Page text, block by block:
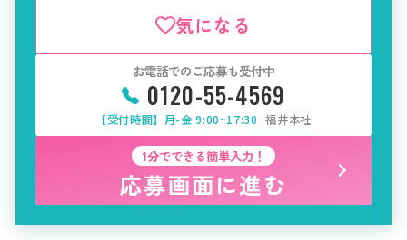
気になる
お電話でのご応募も受付中
0120-55-4569
【受付時間】月-金 9:00~17:30 福井本社
1分でできる簡単入力！
応募画面に進む